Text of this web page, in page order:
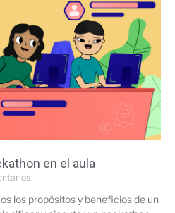
en el aula
los propósitos y beneficios de un